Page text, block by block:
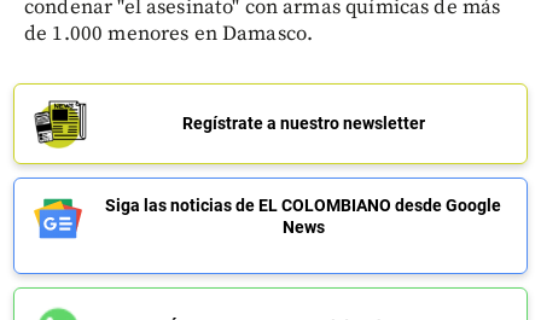
condenar "el asesinato" con armas químicas de más
de 1.000 menores en Damasco.
Regístrate a nuestro newsletter
Siga las noticias de EL COLOMBIANO desde Google
News